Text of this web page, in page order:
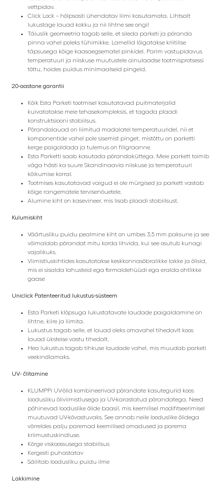
vettpidav.
Click Lock – hõlpsasti ühendatav liimi kasutamata. Lihtsalt
lukustage lauad kokku ja nii lihtne see ongi!
Täiuslik geomeetria tagab selle, et sileda parketi ja põranda
pinna vahel poleks tühimikke. Lamellid lõigatakse kriitilise
täpsusega kõige kaasaegsematel pinkidel. Parim vastupidavus
temperatuuri ja niiskuse muutustele ainulaadse tootmisprotsessi
tõttu, hoides puidus minimaalseid pingeid.
20-aastane garantii
Kõik Esta Parketi tootmisel kasutatavad puitmaterjalid
kuivatatakse meie tehasekompleksis, et tagada plaadi
konstruktsiooni stabiilsus.
Põrandalauad on liimitud madalatel temperatuuridel, nii et
komponentide vahel pole sisemist pinget, mistõttu on parketti
kerge paigaldada ja tulemus on filigraanne.
Esta Parketti saab kasutada põrandaküttega. Meie parkett toimib
väga hästi ka suure Skandinaavia niiskuse ja temperatuuri
kõikumise korral.
Tootmises kasutatavad vaigud ei ole mürgised ja parkett vastab
kõige rangematele tervisenõuetele.
Alumine kiht on kasevineer, mis lisab plaadi stabiilsust.
Kulumiskiht
Väärtusliku puidu pealmine kiht on umbes 3,5 mm paksune ja see
võimaldab põrandat mitu korda lihvida, kui see osutub kunagi
vajalikuks.
Viimistluskihtides kasutatakse keskkonnasõbralikke lakke ja õlisid,
mis ei sisalda lahusteid ega formaldehüüdi ega eralda ohtlikke
gaase
Uniclick Patenteeritud lukustus-süsteem
Esta Parketi klõpsuga lukustatavate laudade paigaldamine on
lihtne, kiire ja liimita.
Lukustus tagab selle, et lauad oleks omavahel tihedavlt koos
lauad üksteise vastu tihedalt,
Hea lukustus tagab tihkuse laudade vahel, mis muudab parketi
veekindlamaks.
UV- õlitamine
KLUMPPi UV-õlid kombineerivad põrandate kasutegurid koos
loodusliku õliviimistlusega ja UV-karastatud põrandatega. Need
põhinevad looduslike õlide baasil, mis keemilisel modifitseerimisel
muutuvad UV-kõvastuvaks. See annab neile looduslike õlidega
võrreldes palju paremad keemilised omadused ja parema
kriimustuskindluse.
Kõrge viskoossusega stabiilsus
Kergesti puhastatav
Säilitab loodusliku puidu ilme
Lakkimine